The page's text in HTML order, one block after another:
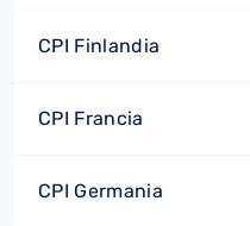
CPI Finlandia
CPI Francia
CPI Germania